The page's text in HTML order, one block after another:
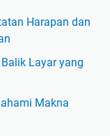
Harapan dan
Layar yang
Makna